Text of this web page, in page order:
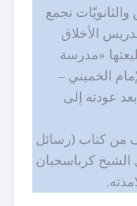
تجمع
الأخلاق
«مدرسة
الخميني –
عودته إلى
من كتاب (رسائل
الشيخ كرباسجيان